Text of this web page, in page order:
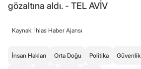
gözaltına aldı. - TEL AVİV
Kaynak: İhlas Haber Ajansı
İnsan Hakları Orta Doğu Politika Güvenlik